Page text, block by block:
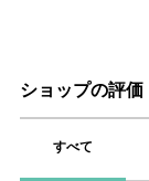
ショップの評価
すべて